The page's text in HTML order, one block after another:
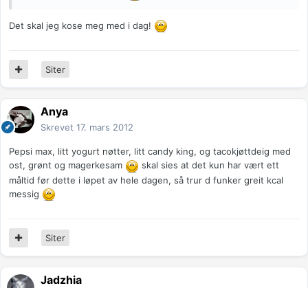
Det skal jeg kose meg med i dag!
Siter
Anya
Skrevet 17. mars 2012
Pepsi max, litt yogurt nøtter, litt candy king, og tacokjøttdeig med
ost, grønt og magerkesam
skal sies at det kun har vært ett
måltid før dette i løpet av hele dagen, så trur d funker greit kcal
messig
Siter
Jadzhia